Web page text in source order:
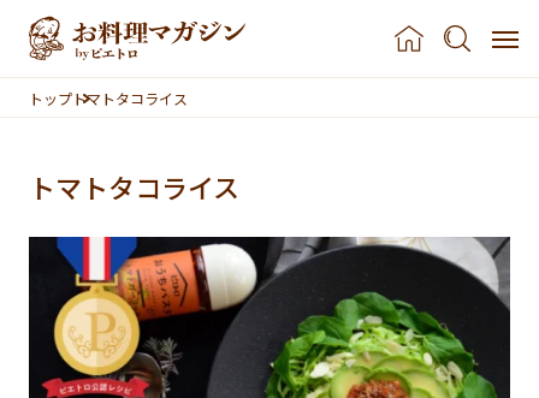
本文へスキップ
トップトマトタコライス
トマトタコライス